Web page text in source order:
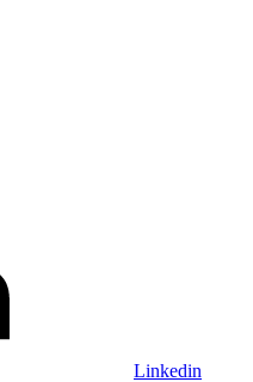
Linkedin